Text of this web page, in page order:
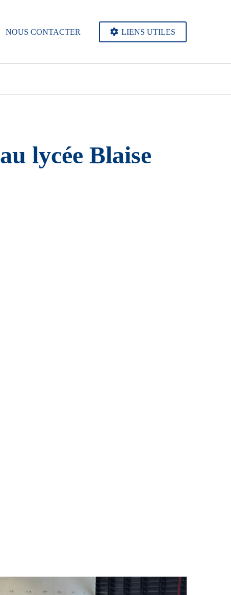
NOUS CONTACTER LIENS UTILES
lycée Blaise